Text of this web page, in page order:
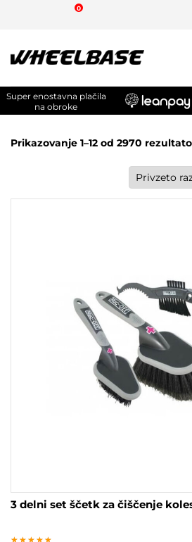
content
0
Super enostavna plačila
na obroke
Prikazovanje 1–12 od 2970
3 delni set ščetk za čiščenje